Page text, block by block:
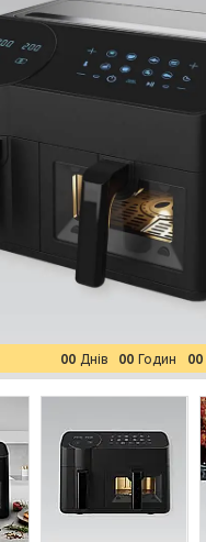
00 Днів 00 Годин 00